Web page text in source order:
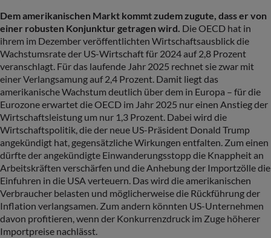
Dem amerikanischen Markt kommt zudem zugute, dass er von
einer robusten Konjunktur getragen wird. Die OECD hat in
ihrem im Dezember veröffentlichten Wirtschaftsausblick die
Wachstumsrate der US-Wirtschaft für 2024 auf 2,8 Prozent
veranschlagt. Für das laufende Jahr 2025 rechnet sie zwar mit
einer Verlangsamung auf 2,4 Prozent. Damit liegt das
amerikanische Wachstum deutlich über dem in Europa – für die
Eurozone erwartet die OECD im Jahr 2025 nur einen Anstieg der
Wirtschaftsleistung um nur 1,3 Prozent. Dabei wird die
Wirtschaftspolitik, die der neue US-Präsident Donald Trump
angekündigt hat, gegensätzliche Wirkungen entfalten. Zum einen
dürfte der angekündigte Einwanderungsstopp die Knappheit an
Arbeitskräften verschärfen und die Anhebung der Importzölle die
Einfuhren in die USA verteuern. Das wird die amerikanischen
Verbraucher belasten und möglicherweise die Rückführung der
Inflation verlangsamen. Zum andern könnten US-Unternehmen
davon profitieren, wenn der Konkurrenzdruck im Zuge höherer
Importpreise nachlässt.